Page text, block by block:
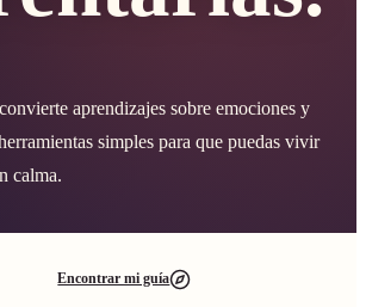
aprendizajes sobre emociones y
simples para que puedas vivir
calma.
Encontrar mi guía